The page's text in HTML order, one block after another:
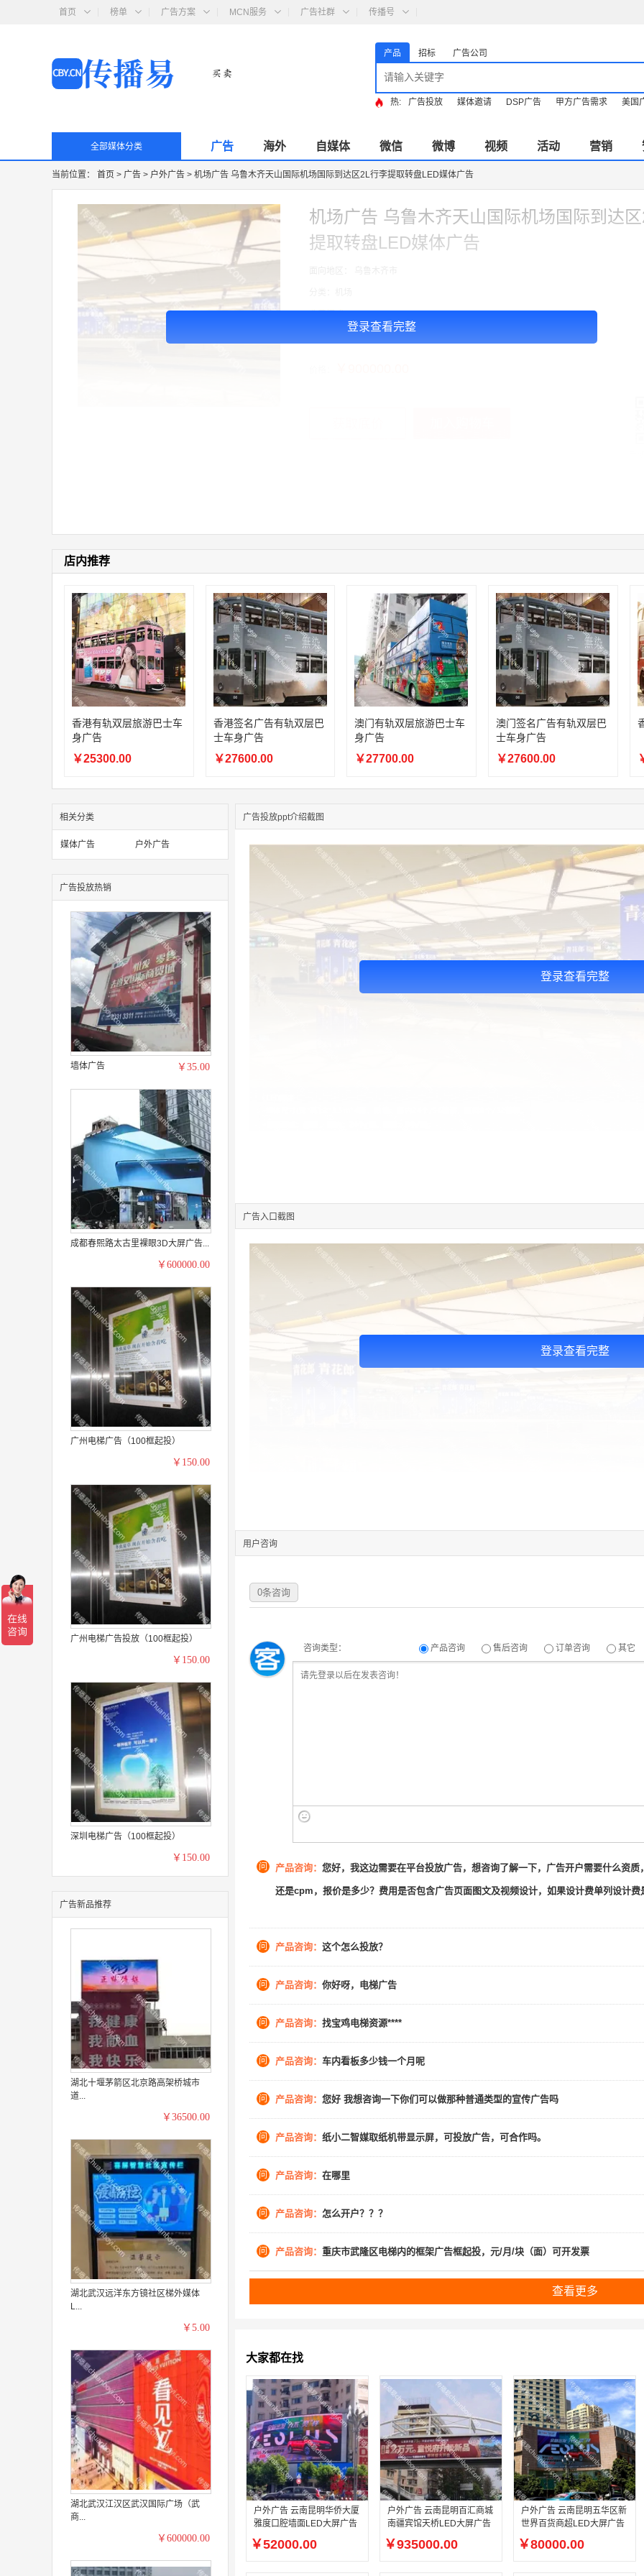
首页 榜单 广告方案 MCN服务 广告社群 传播号
产品 招标 广告公司
热: 广告投放 媒体邀请 DSP广告 甲方广告需求 美国
全部媒体分类 广告 海外 自媒体 微信 微博 视频 活动 营销
当前位置： 首页 > 广告 > 户外广告 > 机场广告 乌鲁木齐天山国际机场国际到达区2L行李提取转盘LED媒体广告
登录查看完整
机场广告 乌鲁木齐天山国际机场国际到达
提取转盘LED媒体广告
04:09:07
182****6963 联系了该媒体所在商家
11:44:28
130****3379
联系了该媒体所在商家
08:36:41
191****0991 联系了该媒体所在商家
05:24:34
186****8762 联系了该媒体所在商家
06:11:20 166****9198 联系了该媒体所在商家
05:17:23 182****1341 联系了该媒体所在商家
03:00:41 153****4020 联系了该媒体所在商家
08:52:47 155****6115 联系了该媒体所在商家
03:27:46 181****7631
联系了该媒体所在商家
03:18:49 173****0620
联系了该媒体所在商家
03:42:33 158****0746 联系了该媒体所在商家
店内推荐
香港有轨双层旅游巴士车
身广告
￥25300.00
香港签名广告有轨双层巴
士车身广告
￥27600.00
澳门有轨双层旅游巴士车
身广告
￥27700.00
澳门签名广告有轨双层巴
士车身广告
￥27600.00
相关分类
媒体广告 户外广告
广告投放热销
墙体广告 ￥35.00
成都春熙路太古里裸眼3D大屏广告...
￥600000.00
广州电梯广告（100框起投）
￥150.00
广州电梯广告投放（100框起投）
￥150.00
深圳电梯广告（100框起投）
￥150.00
广告新品推荐
湖北十堰茅箭区北京路高架桥城市
道...
￥36500.00
湖北武汉远洋东方镜社区梯外媒体
L...
￥5.00
湖北武汉江汉区武汉国际广场（武
商...
￥600000.00
广告投放ppt介绍截图
登录查看完整
广告入口截图
登录查看完整
用户咨询
0条咨询
咨询类型： 产品咨询 售后咨询 订单咨询 其它
问 产品咨询： 您好，我这边需要在平台投放广告，想咨询了解一下，广告开户需要什么资
还是cpm，报价是多少？费用是否包含广告页面图文及视频设计，如果设计费单列设计
问 产品咨询： 这个怎么投放？
问 产品咨询： 你好呀，电梯广告
问 产品咨询： 找宝鸡电梯资源****
问 产品咨询： 车内看板多少钱一个月呢
问 产品咨询： 您好 我想咨询一下你们可以做那种普通类型的宣传广告吗
问 产品咨询： 纸小二智媒取纸机带显示屏，可投放广告，可合作吗。
问 产品咨询： 在哪里
问 产品咨询： 怎么开户？？？
问 产品咨询： 重庆市武隆区电梯内的框架广告框起投，元/月/块（面）可开发票
查看更多
大家都在找
户外广告 云南昆明华侨大厦
雅度口腔墙面LED大屏广告
￥52000.00
户外广告 云南昆明百汇商城
南疆宾馆天桥LED大屏广告
￥935000.00
户外广告 云南昆明五华区新
世界百货商超LED大屏广告
￥80000.00